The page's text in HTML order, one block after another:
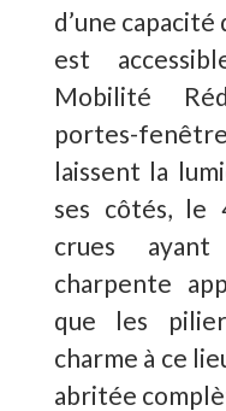
d’une capacité
est
Mobilité
portes-
laissent la
ses côtés, le
crues
charpente
que les
charme à ce
abritée